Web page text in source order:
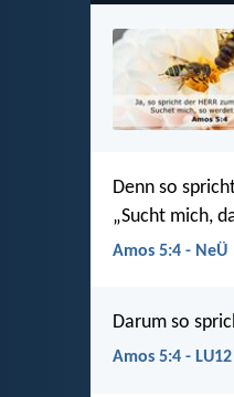
Denn so
„Sucht mich,
Amos 5:4 - NeÜ
Darum so
Amos 5:4 - LU12